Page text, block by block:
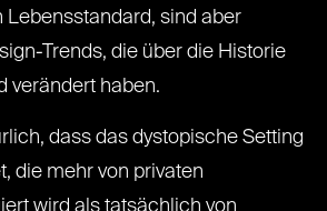
sind aber
Trends, die über die Historie
verändert haben.
dass das dystopische Setting
die mehr von privaten
wird als tatsächlich von